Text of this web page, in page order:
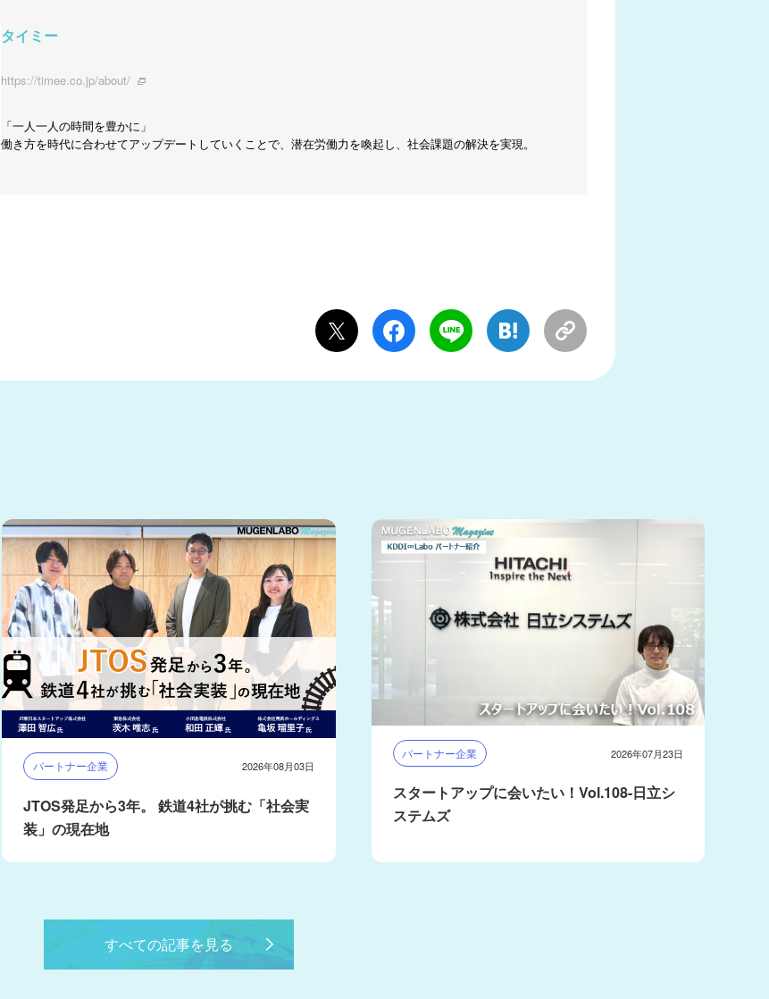
タイミー
https://timee.co.jp/about/
「一人一人の時間を豊かに」
働き方を時代に合わせてアップデートしていくことで、潜在労働力を喚起し、社会課題の解決を実現。
パートナー企業 2026年08月03日
JTOS発足から3年。 鉄道4社が挑む「社会実
装」の現在地
パートナー企業 2026年07月23日
スタートアップに会いたい！Vol.108-日立シ
ステムズ
すべての記事を見る